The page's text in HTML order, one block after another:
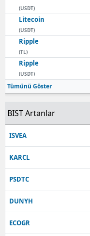
(USDT)
Litecoin
(USDT)
Ripple
(TL)
Ripple
(USDT)
Tümünü Göster
BIST Artanlar
ISVEA
KARCL
PSDTC
DUNYH
ECOGR